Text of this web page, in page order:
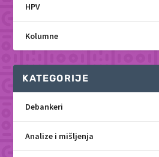
HPV
Kolumne
KATEGORIJE
Debankeri
Analize i mišljenja